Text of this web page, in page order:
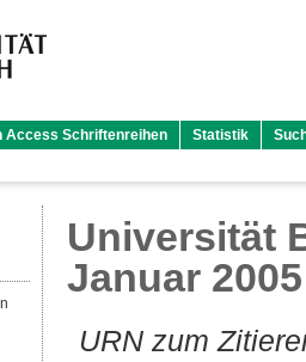
Access Schriftenreihen Statistik
Universität
Januar 2005
URN zum